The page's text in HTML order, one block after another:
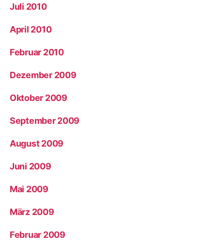
Juli 2010
April 2010
Februar 2010
Dezember 2009
Oktober 2009
September 2009
August 2009
Juni 2009
Mai 2009
März 2009
Februar 2009